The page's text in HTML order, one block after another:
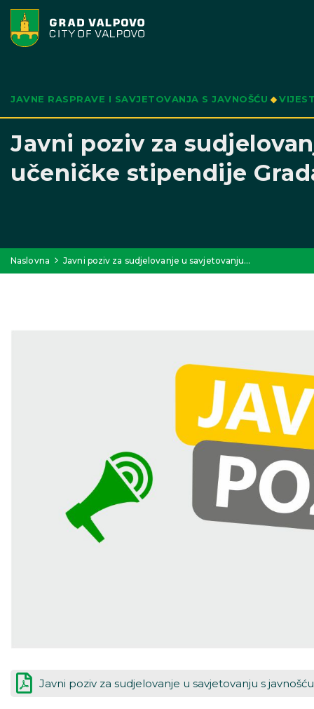
JAVNE RASPRAVE I SAVJETOVANJA S JAVNOŠĆU
Javni poziv za
učeničke stipendije
Naslovna Javni poziv za sudjelovanje u savjetovanju…
Javni poziv za sudjelovanje u savjetovanju s